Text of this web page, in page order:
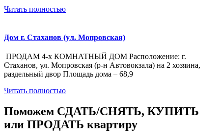
Читать полностью
Дом г. Стаханов (ул. Мопровская)
ПРОДАМ 4-х КОМНАТНЫЙ ДОМ Расположение: г.
Стаханов, ул. Мопровская (р-н Автовокзала) на 2 хозяина,
раздельный двор Площадь дома – 68,9
Читать полностью
Поможем СДАТЬ/СНЯТЬ, КУПИТЬ
или ПРОДАТЬ квартиру